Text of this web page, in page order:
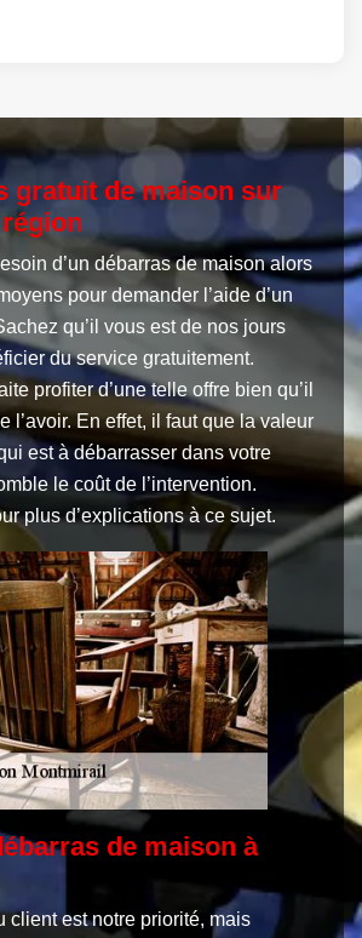
gratuit de maison sur
d’un débarras de maison alors
pour demander l’aide d’un
qu’il vous est de nos jours
du service gratuitement.
profiter d’une telle offre bien qu’il
l’avoir. En effet, il faut que la valeur
est à débarrasser dans votre
le coût de l’intervention.
plus d’explications à ce sujet.
de maison à
client est notre priorité, mais